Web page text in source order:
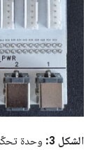
الشكل 3: